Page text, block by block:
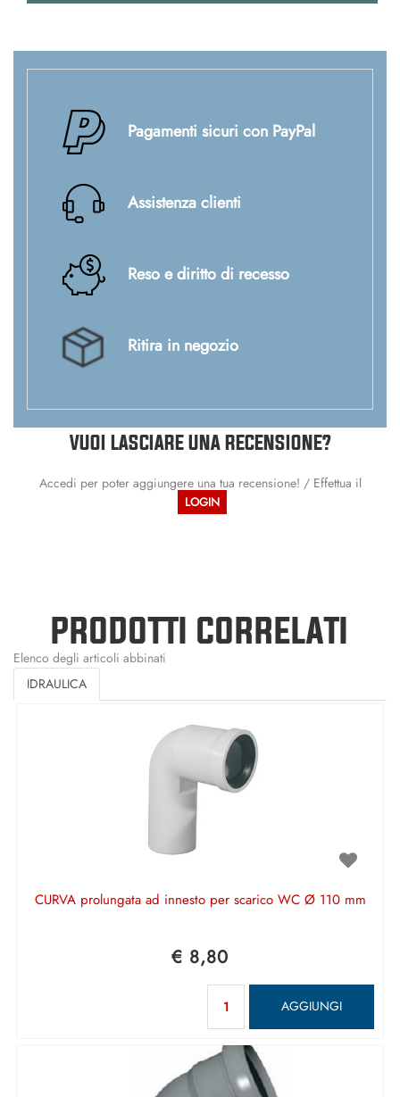
Pagamenti sicuri con PayPal
Assistenza clienti
Reso e diritto di recesso
Ritira in negozio
VUOI LASCIARE UNA RECENSIONE?
Accedi per poter aggiungere una tua recensione! / Effettua il
LOGIN
PRODOTTI CORRELATI
Elenco degli articoli abbinati
IDRAULICA
CURVA prolungata ad innesto per scarico WC Ø 110 mm
€ 8,80
AGGIUNGI